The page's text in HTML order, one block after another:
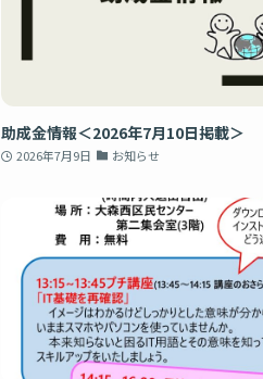
助成金情報＜2026年7月10日掲載＞
2026年7月9日 お知らせ